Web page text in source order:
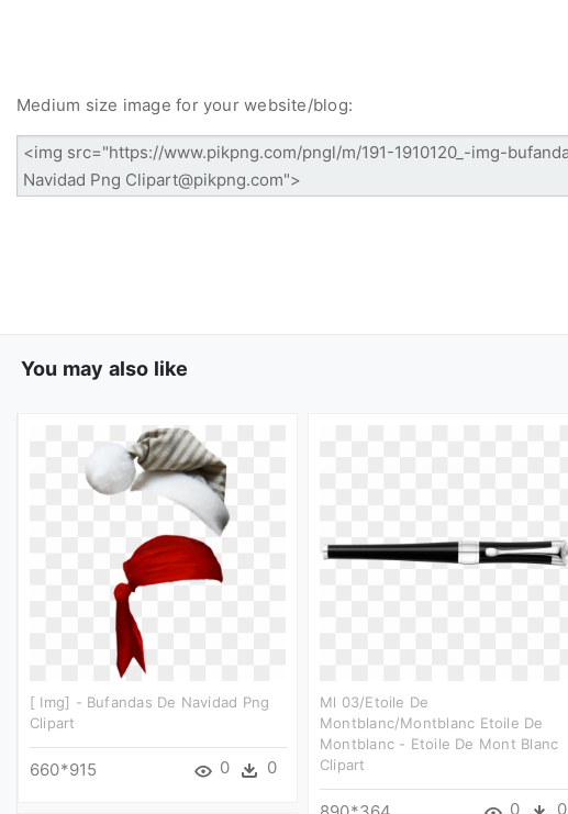
Medium size image for your website/blog:
You may also like
[ Img] - Bufandas De Navidad Png
Clipart
660*915 0 0
Ml 03/etoile De
Montblanc/montblanc Etoile De
Montblanc - Etoile De Mont Blanc
Clipart
0 0